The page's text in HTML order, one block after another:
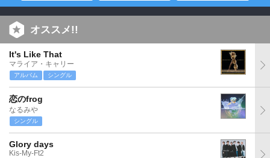
オススメ!!
It's Like That
マライア・キャリー
アルバム シングル
恋のfrog
なるみや
シングル
Glory days
Kis-My-Ft2